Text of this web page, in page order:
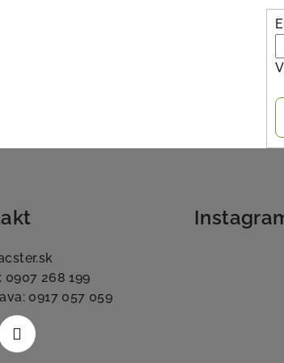
0907 268 199
0917 057 059